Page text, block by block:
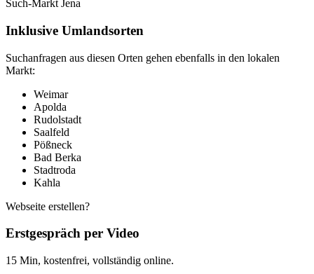
Such-Markt Jena
Inklusive Umlandsorten
Suchanfragen aus diesen Orten gehen ebenfalls in den lokalen
Markt:
Weimar
Apolda
Rudolstadt
Saalfeld
Pößneck
Bad Berka
Stadtroda
Kahla
Webseite erstellen?
Erstgespräch per Video
15 Min, kostenfrei, vollständig online.